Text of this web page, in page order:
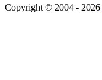
Copyright © 2004 - 2026